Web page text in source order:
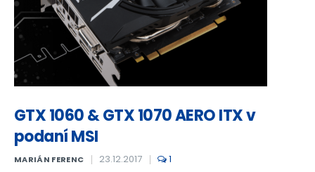
GTX 1060 & GTX 1070 AERO ITX v
podaní MSI
MARIÁN FERENC 23.12.2017 1